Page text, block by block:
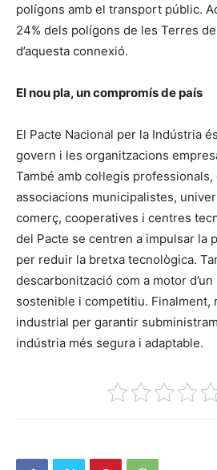
polígons amb el transport públic.
24% dels polígons de les Terres
d’aquesta connexió.
El nou pla, un compromís de país
El Pacte Nacional per la Indústria
govern i les organitzacions
També amb col·legis
associacions municipalistes,
comerç, cooperatives i centres
del Pacte se centren a impulsar la
per reduir la bretxa tecnològica.
descarbonització com a motor
sostenible i competitiu. Finalment,
industrial per garantir
indústria més segura i adaptable.